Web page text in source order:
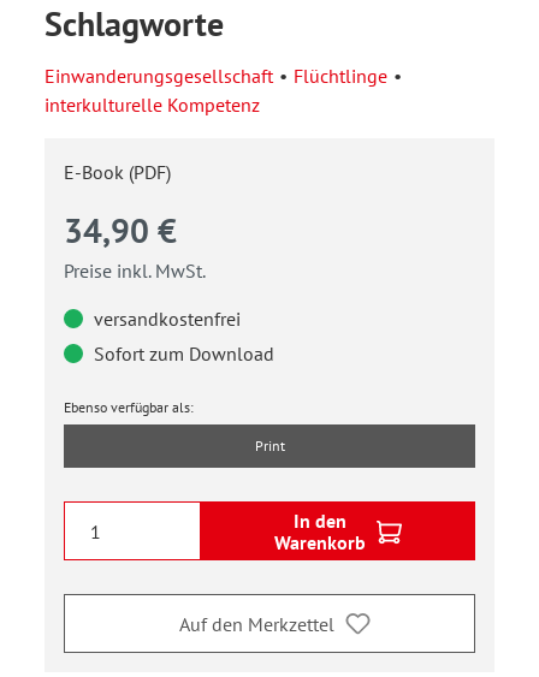
Schlagworte
Einwanderungsgesellschaft
Flüchtlinge
interkulturelle Kompetenz
E-Book (PDF)
34,90 €
Preise inkl. MwSt.
versandkostenfrei
Sofort zum Download
Ebenso verfügbar als:
Print
In den
Warenkorb
Auf den Merkzettel